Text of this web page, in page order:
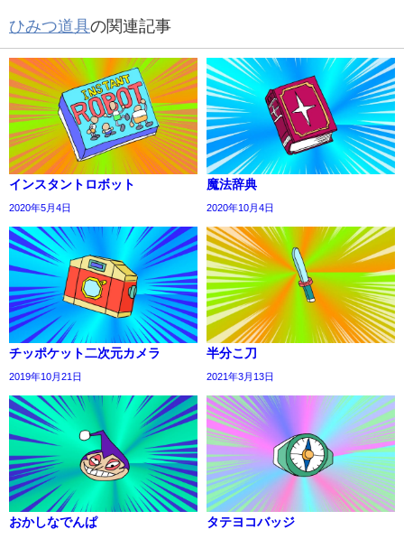
ひみつ道具の関連記事
インスタントロボット
2020年5月4日
魔法辞典
2020年10月4日
チッポケット二次元カメラ
2019年10月21日
半分こ刀
2021年3月13日
おかしなでんぱ タテヨコバッジ